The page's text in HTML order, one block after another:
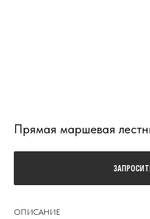
Прямая маршевая
ОПИСАНИЕ